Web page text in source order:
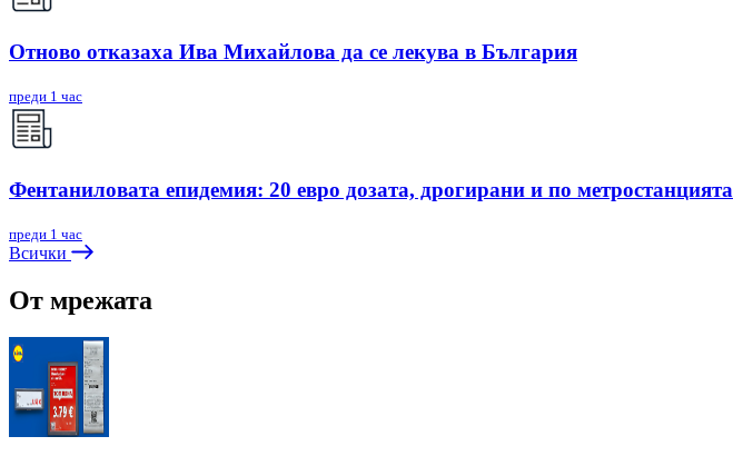
Отново отказаха Ива Михайлова да се лекува в България
преди 1 час
Фентаниловата епидемия: 20 евро дозата, дрогирани и по метростанцията
преди 1 час
Всички
От мрежата